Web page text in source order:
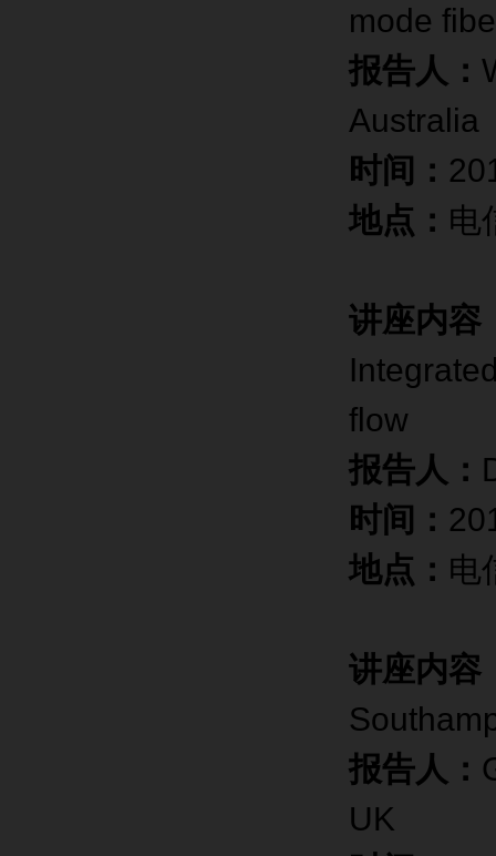
mode
报告人：
Australia
时间：
地点： 电
讲座内容
flow
报告人：
时间：
地点： 电
讲座内容
报告人：
UK